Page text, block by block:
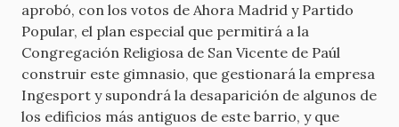
aprobó, con los votos de Ahora Madrid y Partido
Popular, el plan especial que permitirá a la
Congregación Religiosa de San Vicente de Paúl
construir este gimnasio, que gestionará la empresa
Ingesport y supondrá la desaparición de algunos de
los edificios más antiguos de este barrio, y que